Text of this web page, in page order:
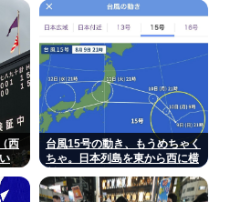
西
台風15号の動き、もうめちゃく
ちゃ。日本列島を東から西に横